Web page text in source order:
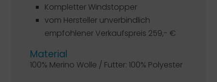
Kompletter Windstopper
vom Hersteller unverbindlich
empfohlener Verkaufspreis 259,- €
Material
100% Merino Wolle / Futter: 100% Polyester